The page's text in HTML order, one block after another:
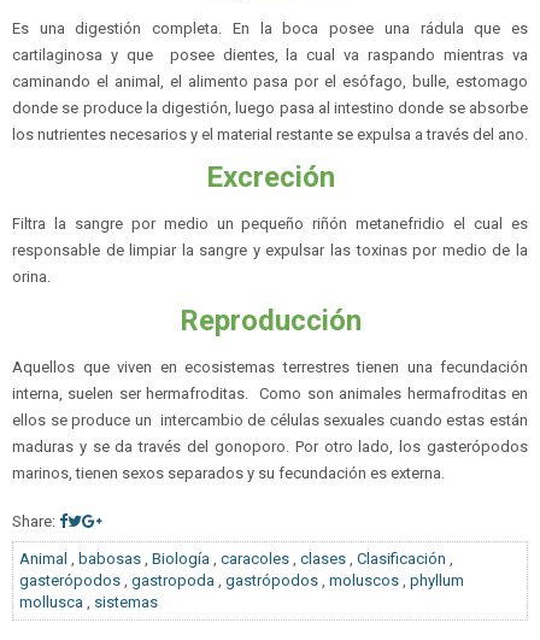
Es una digestión completa. En la boca posee una rádula que es
cartilaginosa y que posee dientes, la cual va raspando mientras va
caminando el animal, el alimento pasa por el esófago, bulle, estomago
donde se produce la digestión, luego pasa al intestino donde se absorbe
los nutrientes necesarios y el material restante se expulsa a través del ano.
Excreción
Filtra la sangre por medio un pequeño riñón metanefridio el cual es
responsable de limpiar la sangre y expulsar las toxinas por medio de la
orina.
Reproducción
Aquellos que viven en ecosistemas terrestres tienen una fecundación
interna, suelen ser hermafroditas. Como son animales hermafroditas en
ellos se produce un intercambio de células sexuales cuando estas están
maduras y se da través del gonoporo. Por otro lado, los gasterópodos
marinos, tienen sexos separados y su fecundación es externa.
Share:
Animal babosas Biología caracoles clases Clasificación
gasterópodos gastropoda gastrópodos moluscos phyllum
mollusca
sistemas